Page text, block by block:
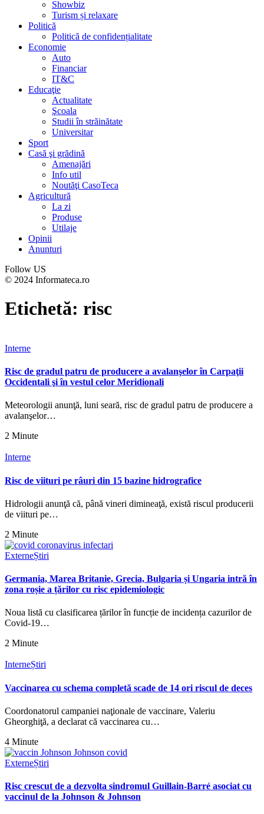
Showbiz
Turism și relaxare
Politică
Politică de confidențialitate
Economie
Auto
Financiar
IT&C
Educaţie
Actualitate
Şcoala
Studii în străinătate
Universitar
Sport
Casă şi grădină
Amenajări
Info util
Noutăţi CasoTeca
Agricultură
La zi
Produse
Utilaje
Opinii
Anunturi
Follow US
© 2024 Informateca.ro
Etichetă: risc
Interne
Risc de gradul patru de producere a avalanşelor în Carpaţii
Occidentali şi în vestul celor Meridionali
Meteorologii anunţă, luni seară, risc de gradul patru de producere a
avalanşelor…
2 Minute
Interne
Risc de viituri pe râuri din 15 bazine hidrografice
Hidrologii anunţă că, până vineri dimineaţă, există riscul producerii
de viituri pe…
2 Minute
ExterneȘtiri
Germania, Marea Britanie, Grecia, Bulgaria și Ungaria intră în
zona roșie a țărilor cu risc epidemiologic
Noua listă cu clasificarea țărilor în funcție de incidența cazurilor de
Covid-19…
2 Minute
InterneȘtiri
Vaccinarea cu schema completă scade de 14 ori riscul de deces
Coordonatorul campaniei naţionale de vaccinare, Valeriu
Gheorghiţă, a declarat că vaccinarea cu…
4 Minute
ExterneȘtiri
Risc crescut de a dezvolta sindromul Guillain-Barré asociat cu
vaccinul de la Johnson & Johnson